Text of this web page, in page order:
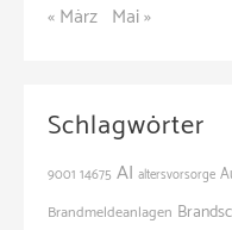
« März Mai »
Schlagwörter
9001 14675 AI altersvorsorge
Brandmeldeanlagen